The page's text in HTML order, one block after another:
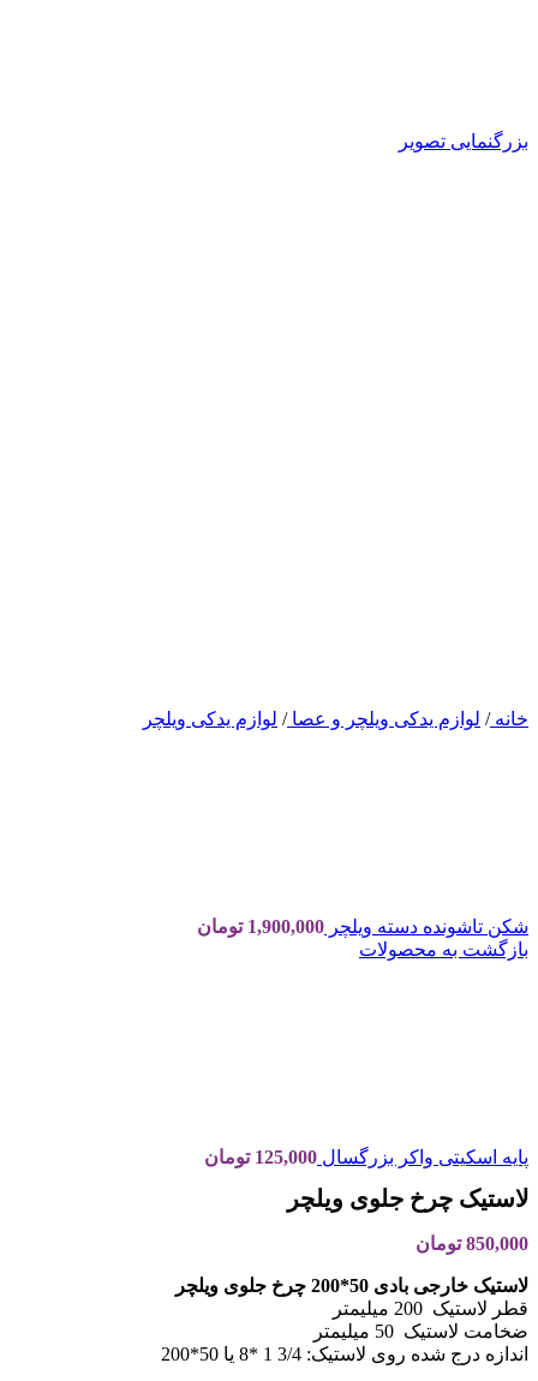
بزرگنمایی تصویر
خانه/ لوازم یدکی ویلچر و عصا/ لوازم یدکی ویلچر
شکن تاشونده دسته ویلچر 1,900,000 تومان
بازگشت به محصولات
پایه اسکیتی واکر بزرگسال 125,000 تومان
لاستیک چرخ جلوی ویلچر
850,000 تومان
لاستیک خارجی بادی 50*200 چرخ جلوی ویلچر
قطر لاستیک 200 میلیمتر
ضخامت لاستیک 50 میلیمتر
اندازه درج شده روی لاستیک: 3/4 1 *8 یا 50*200